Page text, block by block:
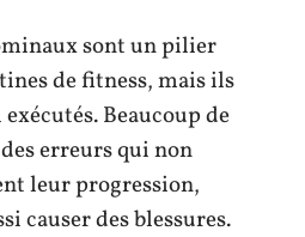
sont un pilier
de fitness, mais ils
Beaucoup de
erreurs qui non
leur progression,
causer des blessures.